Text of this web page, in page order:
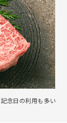
念日の利用も多い